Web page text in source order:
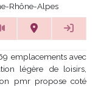
Rhône-Alpes
emplacements avec
légère de loisirs,
pmr propose coté